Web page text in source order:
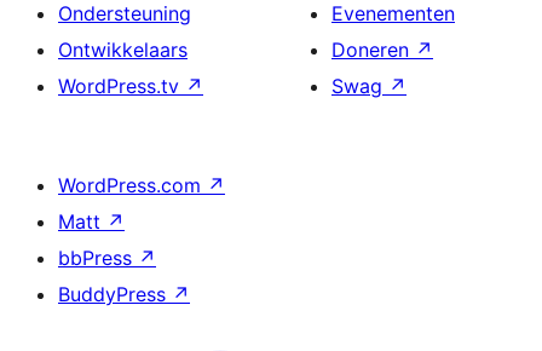
Ondersteuning
Ontwikkelaars
WordPress.tv ↗
Evenementen
Doneren ↗
Swag ↗
WordPress.com ↗
Matt ↗
bbPress ↗
BuddyPress ↗